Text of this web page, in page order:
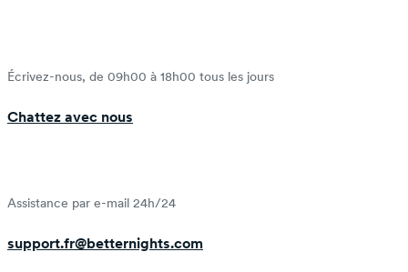
Écrivez-nous, de 09h00 à 18h00 tous les jours
Chattez avec nous
Assistance par e-mail 24h/24
support.fr@betternights.com